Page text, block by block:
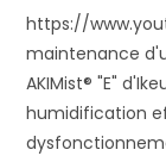
https://
maintenance
AKIMist® "E"
humidification